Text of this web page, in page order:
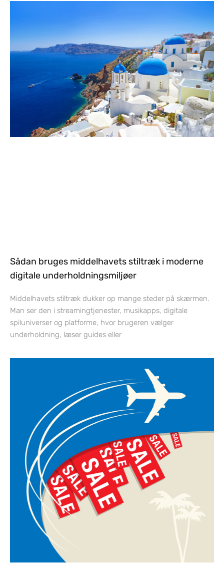
Sådan bruges middelhavets stiltræk i moderne
digitale underholdningsmiljøer
Middelhavets stiltræk dukker op mange steder på skærmen.
Man ser den i streamingtjenester, musikapps, digitale
spiluniverser og platforme, hvor brugeren vælger
underholdning, læser guides eller